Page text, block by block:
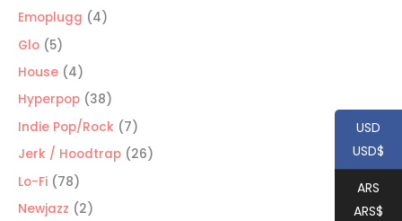
productos
Emoplugg 44
Glo 55
productos
House 44
productos
Hyperpop 3838
productos
Indie Pop/Rock 77
productos
Jerk / Hoodtrap 2626
Lo-Fi 7878
productos
Newjazz 22
USD
USD$
ARS
ARS$